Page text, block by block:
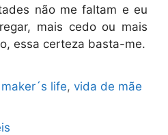
não me faltam e eu
mais cedo ou mais
essa certeza basta-me.
life,vida de mãe